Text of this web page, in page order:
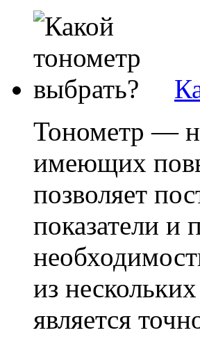
Тонометр —
имеющих
позволяет
показатели и
из
является